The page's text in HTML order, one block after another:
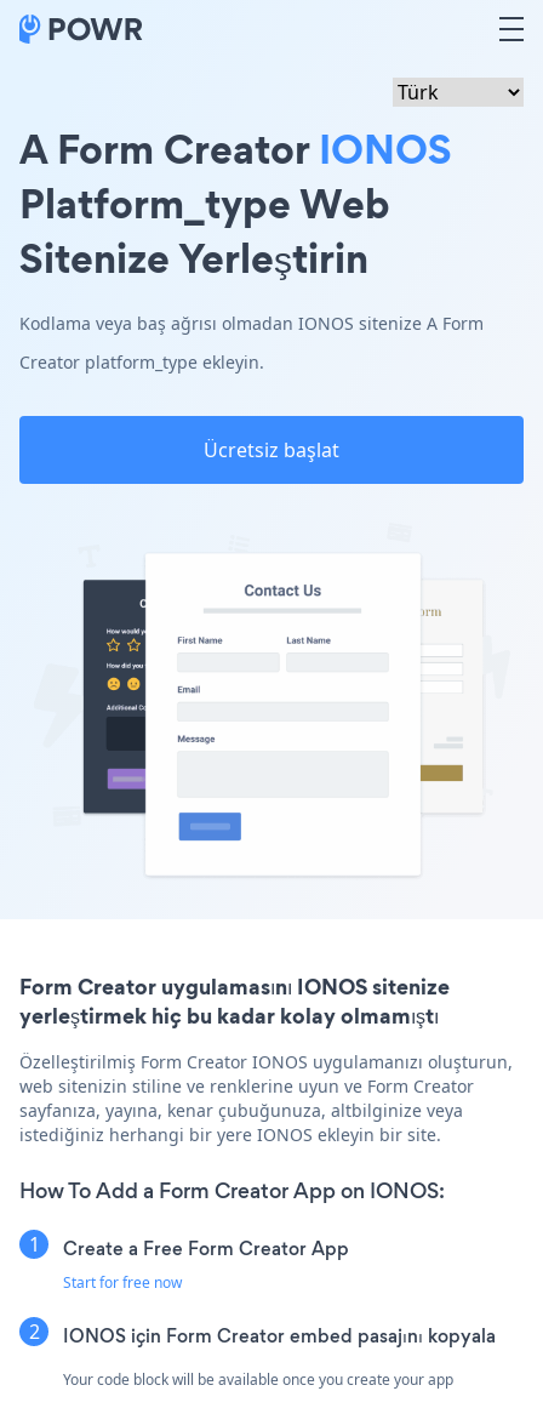
A Form CreatorIONOS
Platform_type Web
Sitenize Yerleştirin
Kodlama veya baş ağrısı olmadan IONOS sitenize A Form
Creator platform_type ekleyin.
Ücretsiz başlat
Form Creator uygulamasını IONOS sitenize
yerleştirmek hiç bu kadar kolay olmamıştı
Özelleştirilmiş Form Creator IONOS uygulamanızı oluşturun,
web sitenizin stiline ve renklerine uyun ve Form Creator
sayfanıza, yayına, kenar çubuğunuza, altbilginize veya
istediğiniz herhangi bir yere IONOS ekleyin bir site.
How To Add a Form Creator App on IONOS:
Create a Free Form Creator App
Start for free now
IONOS için Form Creator embed pasajını kopyala
Your code block will be available once you create your app